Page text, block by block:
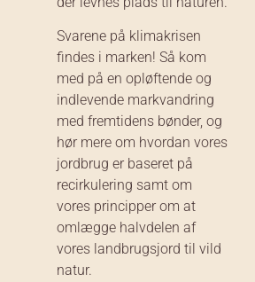
Svarene på klimakrisen
findes i marken! Så kom
med på en opløftende og
indlevende markvandring
med fremtidens bønder, og
hør mere om hvordan vores
jordbrug er baseret på
recirkulering samt om
vores principper om at
omlægge halvdelen af
vores landbrugsjord til vild
natur.